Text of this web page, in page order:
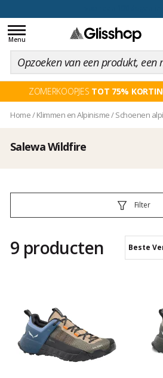
Toggle
navigation
Menu
ZOMERKOOPJES TOT 75%
Home/ Klimmen en Alpinisme/Schoenen
Salewa Wildfire
Filter
9 producten Beste